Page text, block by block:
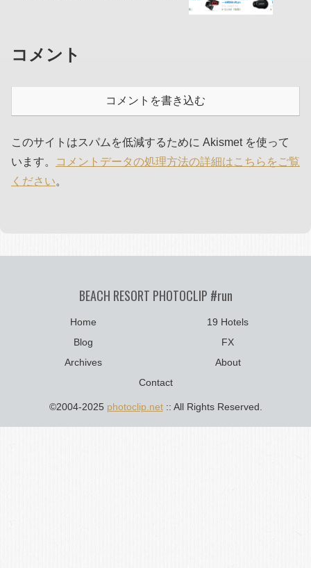
コメント
コメントを書き込む
このサイトはスパムを低減するために Akismet を使って
います。
コメントデータの処理方法の詳細はこちらをご覧
ください。
BEACH RESORT PHOTOCLIP #run
Home
19 Hotels
Blog
FX
Archives
About
Contact
©2004-2025 photoclip.net:: All Rights Reserved.